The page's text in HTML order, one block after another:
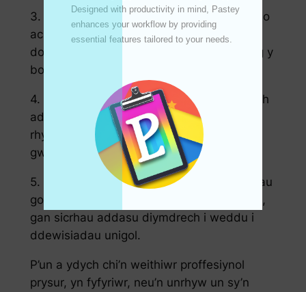
3. Cefnogaeth Clipfwrdd Amlbwrpas: Storio
ac adalw pytiau testun a delwedd yn ddi-
dor ar gyfer mynediad cyflym pryd bynnag y
bo angen.
4. Dyluniad Rhyngwyneb Dynamig: Profwch
adborth amser real trwy newidiadau lliw
rhyngwyneb bywiog, lleihau gwallau a
gwella profiad y defnyddiwr.
5. Ffurfweddiad Syml: Sicrhau’r canlyniadau
gorau posibl gyda gosodiadau lleiaf posibl,
gan sicrhau addasu diymdrech i weddu i
ddewisiadau unigol.
P’un a ydych chi’n weithiwr proffesiynol
prysur, yn fyfyriwr, neu’n unrhyw un sy’n
Designed with productivity in mind, Pastey
enhances your workflow by providing
essential features tailored to your needs.